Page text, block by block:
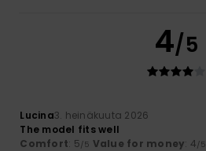
4/5
Lucina3. heinäkuuta 2026
The model fits well
Comfort: 5/5 Value for money: 4/5